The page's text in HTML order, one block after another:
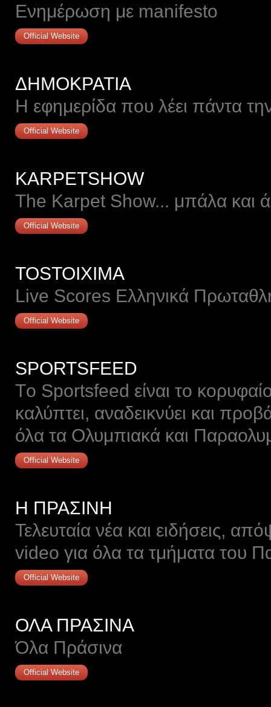
Ενημέρωση με manifesto
Official Website
ΔΗΜΟΚΡΑΤΙΑ
Η εφημερίδα που λέει πάντα
Official Website
KARPETSHOW
The Karpet Show... μπάλα και
Official Website
TOSTOIXIMA
Live Scores Ελληνικά
Official Website
SPORTSFEED
Τo Sportsfeed είναι το
καλύπτει, αναδεικνύει και
όλα τα Ολυμπιακά και
Official Website
Η ΠΡΑΣΙΝΗ
Τελευταία νέα και ειδήσεις,
video για όλα τα τμήματα του
Official Website
ΟΛΑ ΠΡΑΣΙΝΑ
Όλα Πράσινα
Official Website